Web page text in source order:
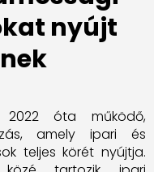
nyújt
2022 óta működő,
amely ipari és
teljes körét nyújtja.